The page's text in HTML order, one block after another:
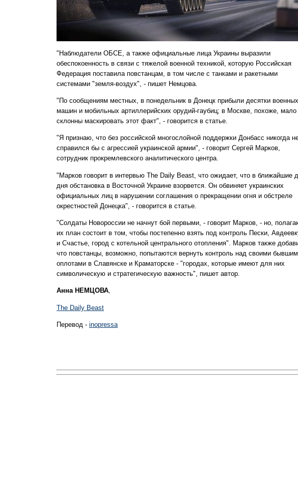
"Наблюдатели ОБСЕ, а также официальные лица Украины выразили
обеспокоенность в связи с тяжелой военной техникой, которую Российская
Федерация поставила повстанцам, в том числе с танками и ракетными
системами "земля-воздух", - пишет Немцова.
"По сообщениям местных, в понедельник в Донецк прибыли десятки военных
машин и мобильных артиллерийских орудий-гаубиц; в Москве, похоже, мало
склонны маскировать этот факт", - говорится в статье.
"Я признаю, что без российской многослойной поддержки Донбасс никогда
справился бы с агрессией украинской армии", - говорит Сергей Марков,
сотрудник прокремлевского аналитического центра.
"Марков говорит в интервью The Daily Beast, что ожидает, что в ближайшие
дня обстановка в Восточной Украине взорвется. Он обвиняет украинских
официальных лиц в нарушении соглашения о прекращении огня и обстреле
окрестностей Донецка", - говорится в статье.
"Солдаты Новороссии не начнут бой первыми, - говорит Марков, - но,
их план состоит в том, чтобы постепенно взять под контроль Пески,
и Счастье, город с котельной центрального отопления". Марков также
что повстанцы, возможно, попытаются вернуть контроль над своими
оплотами в Славянске и Краматорске - "городах, которые имеют для них
символическую и стратегическую важность", пишет автор.
Анна НЕМЦОВА,
The Daily Beast
Перевод - inopressa